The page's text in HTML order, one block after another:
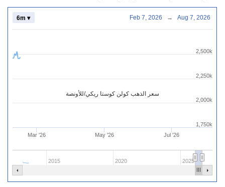
سعر الذهب كولن كوستا ريكي/للأونصة
Mar '26 May '26 Jul '26
2015 2020 2025
2,000k
1,750k
2,250k
2,500k
6m ▾ Feb 7, 2026 → Aug 7, 2026